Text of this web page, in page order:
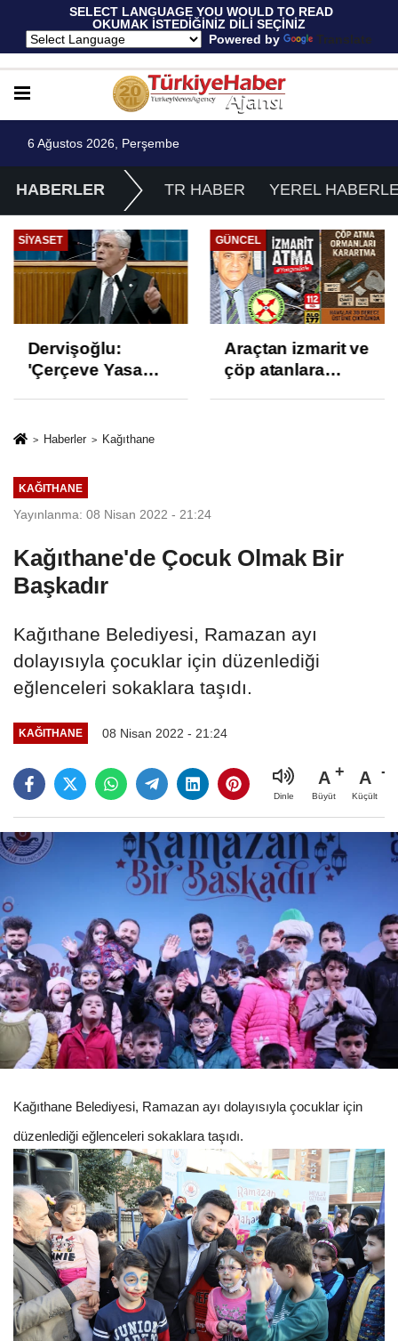
SELECT LANGUAGE YOU WOULD TO READ
OKUMAK İSTEDİĞİNİZ DİLİ SEÇİNİZ
Powered by
Translate
6 Ağustos 2026, Perşembe
HABERLER TR HABER YEREL
SIYASET
Dervişoğlu:
'Çerçeve Yasa
ve İhanet
GÜNCEL
Araçtan izmarit ve
çöp atanlara
Haberler Kağıthane
KAĞITHANE
Yayınlanma: 08 Nisan 2022 - 21:24
Kağıthane'de Çocuk Olmak Bir
Başkadır
Kağıthane Belediyesi, Ramazan ayı
dolayısıyla çocuklar için düzenlediği
eğlenceleri sokaklara taşıdı.
KAĞITHANE 08 Nisan 2022 - 21:24
Dinle
A
Büyüt
A
Küçült
Kağıthane Belediyesi, Ramazan ayı dolayısıyla çocuklar için
düzenlediği eğlenceleri sokaklara taşıdı.